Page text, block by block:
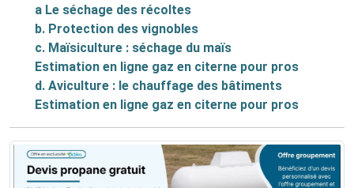
a Le séchage des récoltes
b. Protection des vignobles
c. Maïsiculture : séchage du maïs
Estimation en ligne gaz en citerne pour pros
d. Aviculture : le chauffage des bâtiments
Estimation en ligne gaz en citerne pour pros